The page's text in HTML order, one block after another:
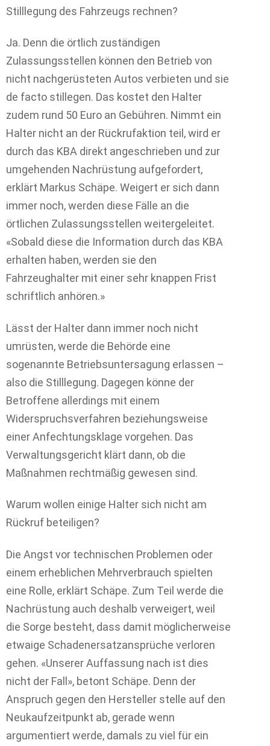
Stilllegung des Fahrzeugs rechnen?
Ja. Denn die örtlich zuständigen
Zulassungsstellen können den Betrieb von
nicht nachgerüsteten Autos verbieten und sie
de facto stillegen. Das kostet den Halter
zudem rund 50 Euro an Gebühren. Nimmt ein
Halter nicht an der Rückrufaktion teil, wird er
durch das KBA direkt angeschrieben und zur
umgehenden Nachrüstung aufgefordert,
erklärt Markus Schäpe. Weigert er sich dann
immer noch, werden diese Fälle an die
örtlichen Zulassungsstellen weitergeleitet.
«Sobald diese die Information durch das KBA
erhalten haben, werden sie den
Fahrzeughalter mit einer sehr knappen Frist
schriftlich anhören.»
Lässt der Halter dann immer noch nicht
umrüsten, werde die Behörde eine
sogenannte Betriebsuntersagung erlassen –
also die Stilllegung. Dagegen könne der
Betroffene allerdings mit einem
Widerspruchsverfahren beziehungsweise
einer Anfechtungsklage vorgehen. Das
Verwaltungsgericht klärt dann, ob die
Maßnahmen rechtmäßig gewesen sind.
Warum wollen einige Halter sich nicht am
Rückruf beteiligen?
Die Angst vor technischen Problemen oder
einem erheblichen Mehrverbrauch spielten
eine Rolle, erklärt Schäpe. Zum Teil werde die
Nachrüstung auch deshalb verweigert, weil
die Sorge besteht, dass damit möglicherweise
etwaige Schadenersatzansprüche verloren
gehen. «Unserer Auffassung nach ist dies
nicht der Fall», betont Schäpe. Denn der
Anspruch gegen den Hersteller stelle auf den
Neukaufzeitpunkt ab, gerade wenn
argumentiert werde, damals zu viel für ein